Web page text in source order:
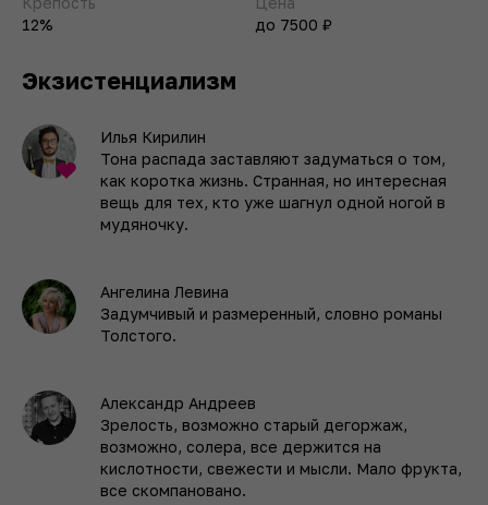
12%
до 7500 ₽
Экзистенциализм
Илья Кирилин
Тона распада заставляют задуматься о том,
как коротка жизнь. Странная, но интересная
вещь для тех, кто уже шагнул одной ногой в
мудяночку.
Ангелина Левина
Задумчивый и размеренный, словно романы
Толстого.
Александр Андреев
Зрелость, возможно старый дегоржаж,
возможно, солера, все держится на
кислотности, свежести и мысли. Мало фрукта,
все скомпановано.